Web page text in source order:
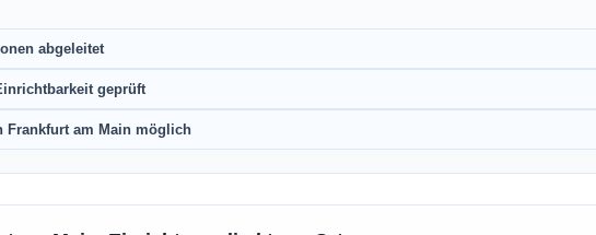
abgeleitet
geprüft
Frankfurt am Main möglich